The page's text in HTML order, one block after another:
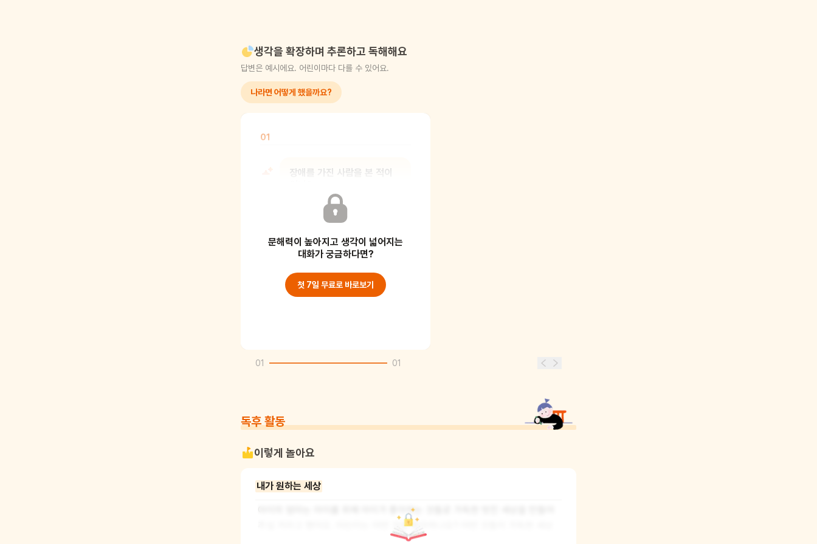
생각을 확장하며 추론하고 독해해요
답변은 예시에요. 어린이마다 다를 수 있어요.
나라면 어떻게 했을까요?
01
장애를 가진 사람을 본 적이
생김새를 가지고 있어요. 다른 모습이
틀린 것은 아
문해력이 높아지고 생각이 넓어지는
대화가 궁금하다면?
첫 7일 무료로 바로보기
01 01
독후 활동
이렇게 놀아요
내가 원하는 세상
아이의 엄마는 아이를 위해 아이가 좋아하는 것들로 가득한 멋진 세상을 만들어
주실 거라고 했어요. 어린이는 어떤 것을 좋아하나요? 어떤 것들이 가득한 세상